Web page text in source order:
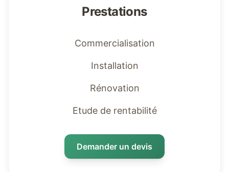
Prestations
Commercialisation
Installation
Rénovation
Etude de rentabilité
Demander un devis